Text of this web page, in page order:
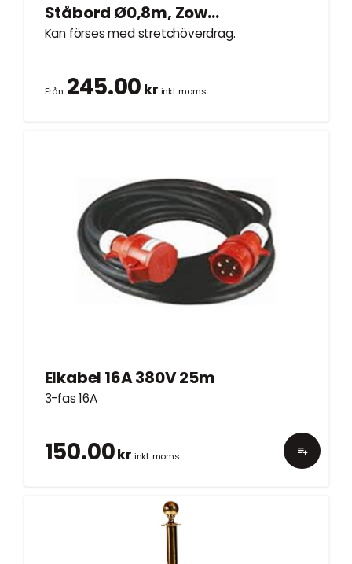
Ståbord Ø0,8m, Zown hopfällbar
Kan förses med stretchöverdrag.
Från:245.00 kr inkl. moms
Elkabel 16A 380V 25m
3-fas 16A
150.00kr inkl. moms